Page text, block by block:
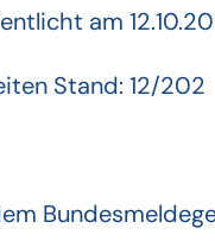
am
Stand: 12/202